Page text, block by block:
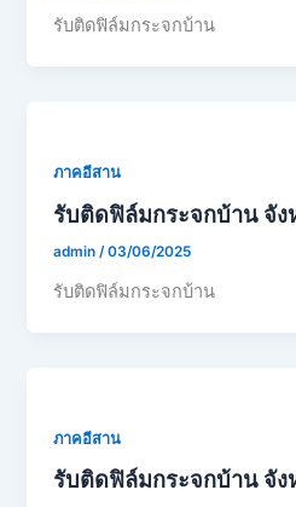
รับติดฟิล์มกระจกบ้าน
ภาคอีสาน
รับติดฟิล์มกระจกบ้าน จั
admin/03/06/2025
รับติดฟิล์มกระจกบ้าน
ภาคอีสาน
รับติดฟิล์มกระจกบ้าน จั